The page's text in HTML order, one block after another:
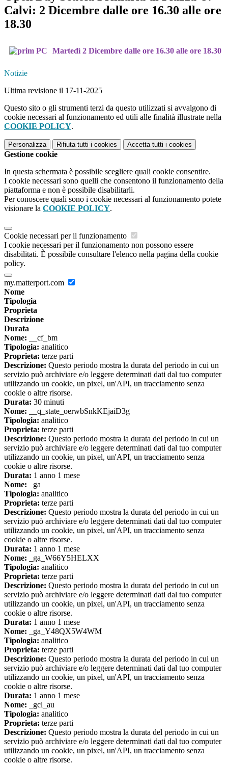
Calvi: 2 Dicembre dalle ore 16.30 alle ore
18.30
Martedì 2 Dicembre dalle ore 16.30 alle ore 18.30
Notizie
Ultima revisione il 17-11-2025
Questo sito o gli strumenti terzi da questo utilizzati si avvalgono di
cookie necessari al funzionamento ed utili alle finalità illustrate nella
COOKIE POLICY.
Personalizza Rifiuta tutti i cookies Accetta tutti i cookies
Gestione cookie
In questa schermata è possibile scegliere quali cookie consentire.
I cookie necessari sono quelli che consentono il funzionamento della
piattaforma e non è possibile disabilitarli.
Per conoscere quali sono i cookie necessari al funzionamento potete
visionare la COOKIE POLICY.
Cookie necessari per il funzionamento
I cookie necessari per il funzionamento non possono essere
disabilitati. È possibile consultare l'elenco nella pagina della cookie
policy.
my.matterport.com
Nome
Tipologia
Proprieta
Descrizione
Durata
Nome: __cf_bm
Tipologia: analitico
Proprieta: terze parti
Descrizione: Questo periodo mostra la durata del periodo in cui un
servizio può archiviare e/o leggere determinati dati dal tuo computer
utilizzando un cookie, un pixel, un'API, un tracciamento senza
cookie o altre risorse.
Durata: 30 minuti
Nome: __q_state_oerwbSnkKEjaiD3g
Tipologia: analitico
Proprieta: terze parti
Descrizione: Questo periodo mostra la durata del periodo in cui un
servizio può archiviare e/o leggere determinati dati dal tuo computer
utilizzando un cookie, un pixel, un'API, un tracciamento senza
cookie o altre risorse.
Durata: 1 anno 1 mese
Nome: _ga
Tipologia: analitico
Proprieta: terze parti
Descrizione: Questo periodo mostra la durata del periodo in cui un
servizio può archiviare e/o leggere determinati dati dal tuo computer
utilizzando un cookie, un pixel, un'API, un tracciamento senza
cookie o altre risorse.
Durata: 1 anno 1 mese
Nome: _ga_W66Y5HELXX
Tipologia: analitico
Proprieta: terze parti
Descrizione: Questo periodo mostra la durata del periodo in cui un
servizio può archiviare e/o leggere determinati dati dal tuo computer
utilizzando un cookie, un pixel, un'API, un tracciamento senza
cookie o altre risorse.
Durata: 1 anno 1 mese
Nome: _ga_Y48QX5W4WM
Tipologia: analitico
Proprieta: terze parti
Descrizione: Questo periodo mostra la durata del periodo in cui un
servizio può archiviare e/o leggere determinati dati dal tuo computer
utilizzando un cookie, un pixel, un'API, un tracciamento senza
cookie o altre risorse.
Durata: 1 anno 1 mese
Nome: _gcl_au
Tipologia: analitico
Proprieta: terze parti
Descrizione: Questo periodo mostra la durata del periodo in cui un
servizio può archiviare e/o leggere determinati dati dal tuo computer
utilizzando un cookie, un pixel, un'API, un tracciamento senza
cookie o altre risorse.